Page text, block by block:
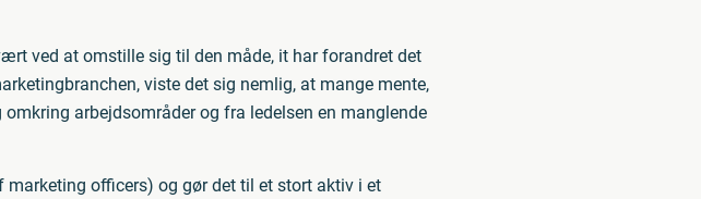
ved at omstille sig til den måde, it har forandret det
viste det sig nemlig, at mange mente,
arbejdsområder og fra ledelsen en manglende
marketing officers) og gør det til et stort aktiv i et